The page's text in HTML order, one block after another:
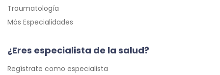
Traumatología
Más Especialidades
¿Eres especialista de la salud?
Regístrate como especialista